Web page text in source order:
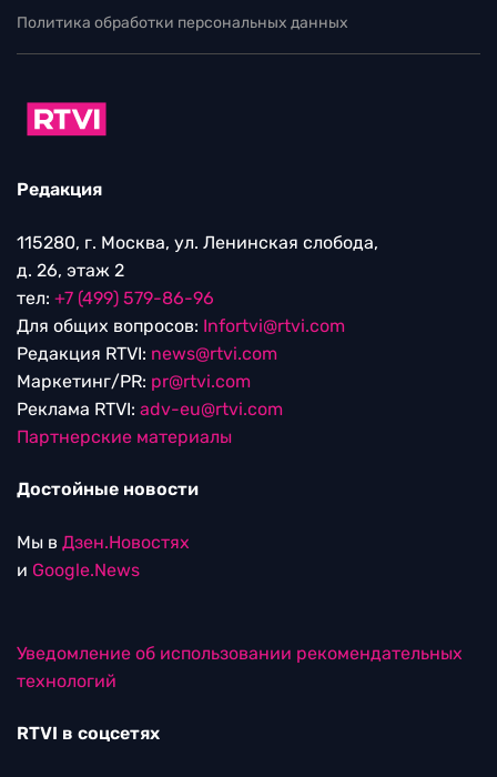
Политика обработки персональных данных
Редакция
115280, г. Москва, ул. Ленинская слобода,
д. 26, этаж 2
тел: +7 (499) 579-86-96
Для общих вопросов: Infortvi@rtvi.com
Редакция RTVI: news@rtvi.com
Маркетинг/PR: pr@rtvi.com
Реклама RTVI: adv-eu@rtvi.com
Партнерские материалы
Достойные новости
Мы в Дзен.Новостях
и Google.News
Уведомление об использовании рекомендательных
технологий
RTVI в соцсетях